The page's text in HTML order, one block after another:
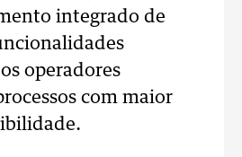
integrado de
operadores
com maior